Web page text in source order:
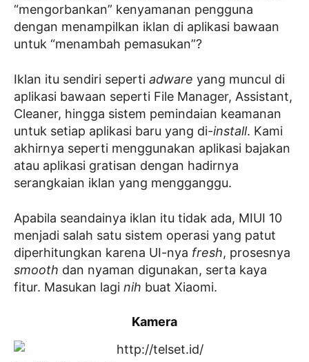
“mengorbankan” kenyamanan pengguna
dengan menampilkan iklan di aplikasi bawaan
untuk “menambah pemasukan”?
Iklan itu sendiri seperti adware yang muncul di
aplikasi bawaan seperti File Manager, Assistant,
Cleaner, hingga sistem pemindaian keamanan
untuk setiap aplikasi baru yang di-install. Kami
akhirnya seperti menggunakan aplikasi bajakan
atau aplikasi gratisan dengan hadirnya
serangkaian iklan yang mengganggu.
Apabila seandainya iklan itu tidak ada, MIUI 10
menjadi salah satu sistem operasi yang patut
diperhitungkan karena UI-nya fresh, prosesnya
smooth dan nyaman digunakan, serta kaya
fitur. Masukan lagi nih buat Xiaomi.
Kamera